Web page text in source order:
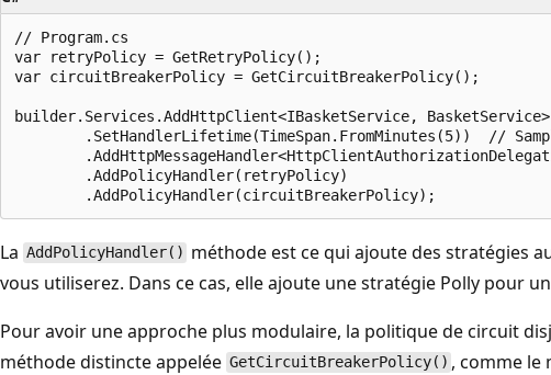
// Program.cs
var retryPolicy = GetRetryPolicy();
var circuitBreakerPolicy = GetCircuitBreakerPolicy();
builder.Services.AddHttpClient<IBasketService,
.SetHandlerLifetime(TimeSpan.FromMinutes(5))  //
        .AddPolicyHandler(retryPolicy)
La AddPolicyHandler() méthode est ce qui ajoute des stratégies
vous utiliserez. Dans ce cas, elle ajoute une stratégie Polly pour
Pour avoir une approche plus modulaire, la politique de circuit
méthode distincte appelée GetCircuitBreakerPolicy() , comme le